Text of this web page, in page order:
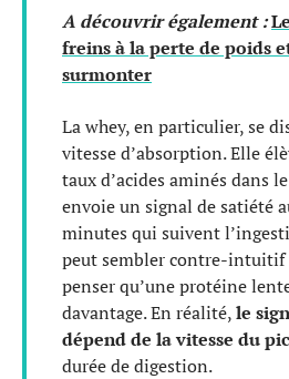
A découvrir également :
freins à la perte de poids
surmonter
La whey, en particulier, se
vitesse d’absorption. Elle
taux d’acides aminés dans
envoie un signal de satiété
minutes qui suivent
peut sembler contre-
penser qu’une protéine
davantage. En réalité,le
dépend de la vitesse du
durée de digestion.